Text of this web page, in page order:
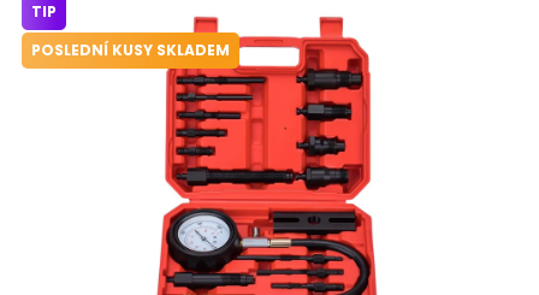
Domácnost
Dětská hřiště
Autodoplňky
TIP
POSLEDNÍ KUSY SKLADEM